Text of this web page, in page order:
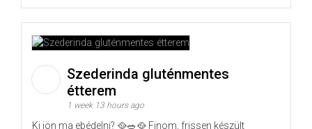
Szederinda gluténmentes
étterem
1 week 13 hours ago
Ki jön ma ebédelni? 🥘🥗🥘 Finom, frissen készült